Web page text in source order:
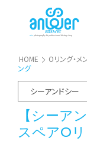
HOME Oリング・メ
ング
シーアンドシー
【シーア
スペアO